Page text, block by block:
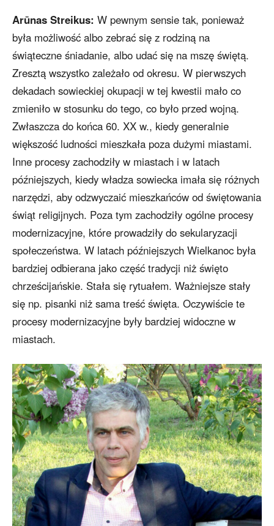
Arūnas Streikus: W pewnym sensie tak, ponieważ
była możliwość albo zebrać się z rodziną na
świąteczne śniadanie, albo udać się na mszę świętą.
Zresztą wszystko zależało od okresu. W pierwszych
dekadach sowieckiej okupacji w tej kwestii mało co
zmieniło w stosunku do tego, co było przed wojną.
Zwłaszcza do końca 60. XX w., kiedy generalnie
większość ludności mieszkała poza dużymi miastami.
Inne procesy zachodziły w miastach i w latach
późniejszych, kiedy władza sowiecka imała się różnych
narzędzi, aby odzwyczaić mieszkańców od świętowania
świąt religijnych. Poza tym zachodziły ogólne procesy
modernizacyjne, które prowadziły do sekularyzacji
społeczeństwa. W latach późniejszych Wielkanoc była
bardziej odbierana jako część tradycji niż święto
chrześcijańskie. Stała się rytuałem. Ważniejsze stały
się np. pisanki niż sama treść święta. Oczywiście te
procesy modernizacyjne były bardziej widoczne w
miastach.